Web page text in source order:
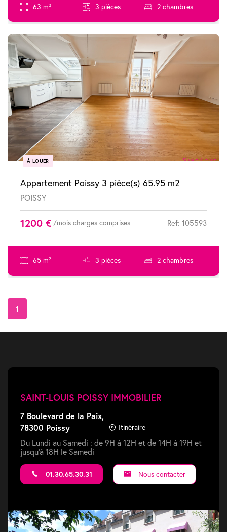
63 m² 3 pièces 2 chambres
À LOUER
Appartement Poissy 3 pièce(s) 65.95 m2
POISSY
1200 € /mois charges comprises Ref: 105593
65 m² 3 pièces 2 chambres
1
SAINT-LOUIS POISSY IMMOBILIER
7 Boulevard de la Paix,
78300 Poissy
Itinéraire
Du Lundi au Samedi : de 9H à 12H et de 14H à 19H et
jusqu'à 18H le Samedi
01.30.65.30.31 Nous contacter